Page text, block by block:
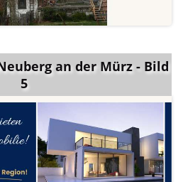
an der Mürz - Bild
5